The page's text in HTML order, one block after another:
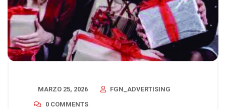
MARZO 25, 2026
FGN_ADVERTISING
0 COMMENTS